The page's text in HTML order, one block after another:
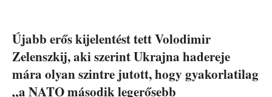
Újabb erős kijelentést tett Volodimir
Zelenszkij, aki szerint Ukrajna hadereje
mára olyan szintre jutott, hogy gyakorlatilag
„a NATO második legerősebb